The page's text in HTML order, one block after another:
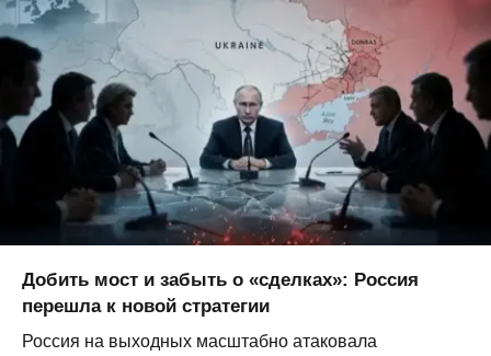
Добить мост и забыть о «сделках»: Россия
перешла к новой стратегии
Россия на выходных масштабно атаковала